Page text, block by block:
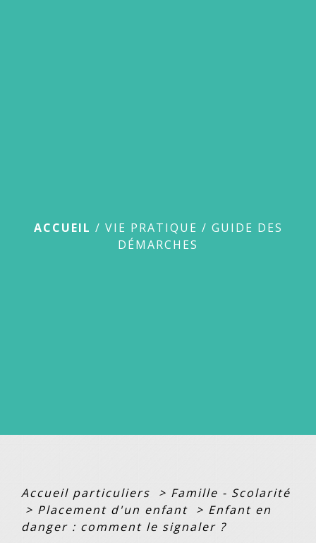
ACCUEIL / VIE PRATIQUE / GUIDE DES
DÉMARCHES
Accueil particuliers > Famille - Scolarité
> Placement d'un enfant > Enfant en
danger : comment le signaler ?